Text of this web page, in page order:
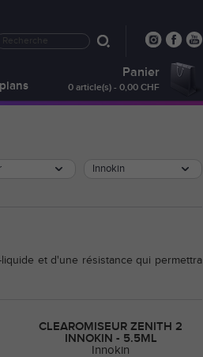
Panier
0 article(s) - 0,00 CHF
Innokin
et d'une résistance qui permettra
CLEAROMISEUR ZENITH 2
INNOKIN - 5.5ML
Innokin